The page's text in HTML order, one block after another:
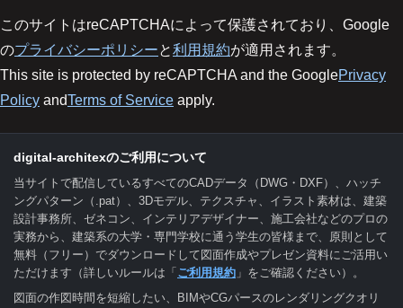
このサイトはreCAPTCHAによって保護されており、Google
のプライバシーポリシーと利用規約が適用されます。
This site is protected by reCAPTCHA and the GooglePrivacy
Policy andTerms of Service apply.
digital-architexのご利用について
当サイトで配信しているすべてのCADデータ（DWG・DXF）、ハッチ
ングパターン（.pat）、3Dモデル、テクスチャ、イラスト素材は、建築
設計事務所、ゼネコン、インテリアデザイナー、施工会社などのプロの
実務から、建築系の大学・専門学校に通う学生の皆様まで、原則として
無料（フリー）でダウンロードして図面作成やプレゼン資料にご活用い
ただけます（詳しいルールは「 ご利用規約 」をご確認ください）。
図面の作図時間を短縮したい、BIMやCGパースのレンダリングクオリ